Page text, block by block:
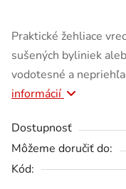
Praktické žehliace
sušených byliniek
vodotesné a
informácií
Dostupnosť
Môžeme doručiť do:
Kód: